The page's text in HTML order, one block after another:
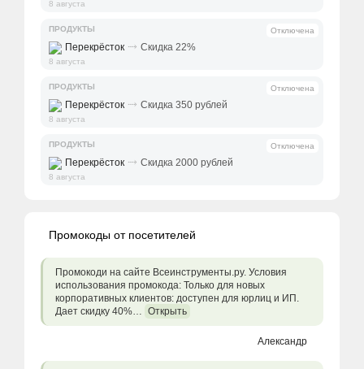
8 августа
ПРОДУКТЫ Отключена
Перекрёсток ⤑ Скидка 22%
8 августа
ПРОДУКТЫ Отключена
Перекрёсток ⤑ Скидка 350 рублей
8 августа
ПРОДУКТЫ Отключена
Перекрёсток ⤑ Скидка 2000 рублей
8 августа
Промокоды от посетителей
Промокоди на сайте Всеинструменты.ру. Условия
использования промокода: Только для новых
корпоративных клиентов: доступен для юрлиц и ИП.
Дает скидку 40%… Открыть
Александр